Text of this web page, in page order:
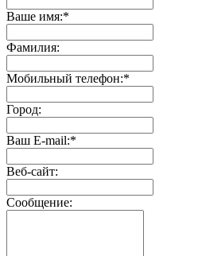
Ваше имя:*
Фамилия:
Мобильный телефон:*
Город:
Ваш E-mail:*
Веб-сайт:
Сообщение: